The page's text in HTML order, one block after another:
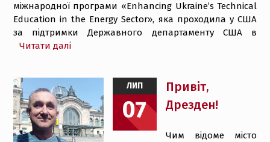
міжнародної програми «Enhancing Ukraine’s Technical
Education in the Energy Sector», яка проходила у США
за підтримки Державного департаменту США в
Читати далі
ЛИП
07
Привіт,
Дрезден!
Чим відоме місто